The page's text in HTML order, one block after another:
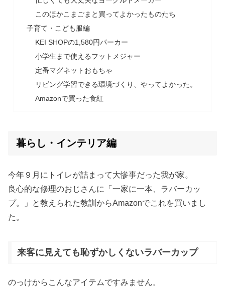
このほかこまごまと買ってよかったものたち
子育て・こども服編
KEI SHOPの1,580円パーカー
小学生まで使えるフットメジャー
定番マグネットおもちゃ
リビング学習できる環境づくり、やってよかった。
Amazonで買った食紅
暮らし・インテリア編
今年９月にトイレが詰まって大惨事だった我が家。
良心的な修理のおじさんに「一家に一本、ラバーカッ
プ。」と教えられた教訓からAmazonでこれを買いまし
た。
来客に見えても恥ずかしくないラバーカップ
のっけからこんなアイテムですみません。